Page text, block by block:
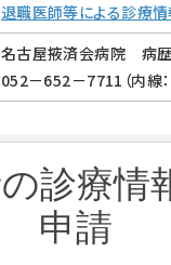
退職医師等による診療
名古屋掖済会病院 病
052－652－7711（内線：